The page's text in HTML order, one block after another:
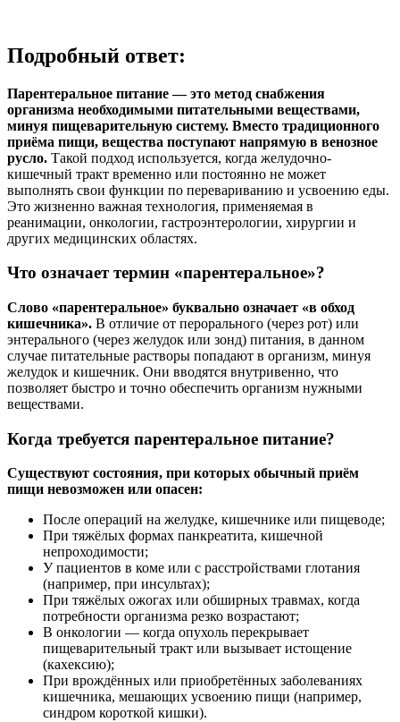
Подробный ответ:
Парентеральное питание — это метод снабжения
организма необходимыми питательными веществами,
минуя пищеварительную систему. Вместо традиционного
приёма пищи, вещества поступают напрямую в венозное
русло. Такой подход используется, когда желудочно-
кишечный тракт временно или постоянно не может
выполнять свои функции по перевариванию и усвоению еды.
Это жизненно важная технология, применяемая в
реанимации, онкологии, гастроэнтерологии, хирургии и
других медицинских областях.
Что означает термин «парентеральное»?
Слово «парентеральное» буквально означает «в обход
кишечника». В отличие от перорального (через рот) или
энтерального (через желудок или зонд) питания, в данном
случае питательные растворы попадают в организм, минуя
желудок и кишечник. Они вводятся внутривенно, что
позволяет быстро и точно обеспечить организм нужными
веществами.
Когда требуется парентеральное питание?
Существуют состояния, при которых обычный приём
пищи невозможен или опасен:
После операций на желудке, кишечнике или пищеводе;
При тяжёлых формах панкреатита, кишечной
непроходимости;
У пациентов в коме или с расстройствами глотания
(например, при инсультах);
При тяжёлых ожогах или обширных травмах, когда
потребности организма резко возрастают;
В онкологии — когда опухоль перекрывает
пищеварительный тракт или вызывает истощение
(кахексию);
При врождённых или приобретённых заболеваниях
кишечника, мешающих усвоению пищи (например,
синдром короткой кишки).